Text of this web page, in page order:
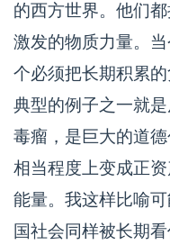
的西方世界。他们
激发的物质力量。
个必须把长期积累
典型的例子之一就
毒瘤，是巨大的道
相当程度上变成正
能量。我这样比喻
国社会同样被长期